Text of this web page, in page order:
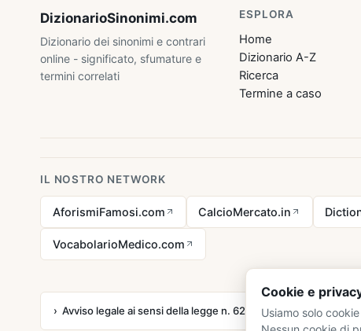
DizionarioSinonimi.com
Dizionario dei sinonimi e contrari
online - significato, sfumature e
termini correlati
ESPLORA
Home
Dizionario A-Z
Ricerca
Termine a caso
IL NOSTRO NETWORK
AforismiFamosi.com CalcioMercato.in
VocabolarioMedico.com
Avviso legale ai sensi della legge n. 62 del 07.03.2001
Cookie e
Usiamo solo